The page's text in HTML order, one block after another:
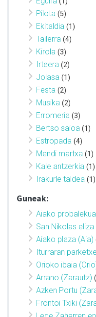
Pilota (5)
Ekitaldia (1)
Tailerra (4)
Kirola (3)
Irteera (2)
Jolasa (1)
Festa (2)
Musika (2)
Erromeria (3)
Bertso saioa (1)
Estropada (4)
Mendi martxa (1)
Kale antzerkia (1)
Irakurle taldea (1)
Guneak:
Aiako
San Nikolas eliza
Aiako plaza (Aia)
Iturraran
Orioko ibaia
Arrano (Zarautz)
Azken Portu
Frontoi Txiki